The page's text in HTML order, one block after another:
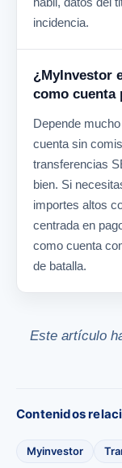
incidencia.
¿MyInvestor
como cuenta
Depende
cuenta sin
transferencias
bien. Si
importes altos
centrada en
como cuenta
de batalla.
Este artículo
Contenidos
Myinvestor